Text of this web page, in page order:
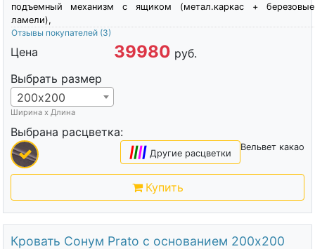
подъемный механизм с ящиком (метал.каркас + березовые
ламели),
Отзывы покупателей (3)
Цена 39980 руб.
Выбрать размер
200х200
Ширина х Длина
Выбрана расцветка:
Вельвет какао
|||| Другие расцветки
Купить
Кровать Сонум Prato с основанием 200х200